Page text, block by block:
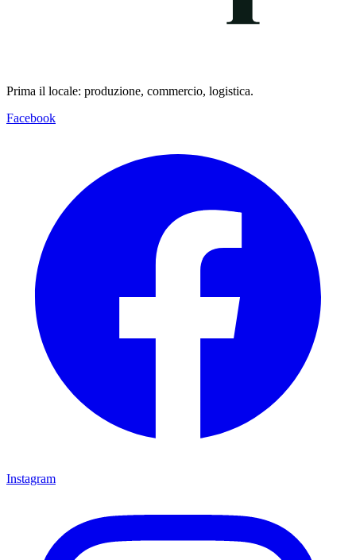
Prima il locale: produzione, commercio, logistica.
Facebook
Instagram